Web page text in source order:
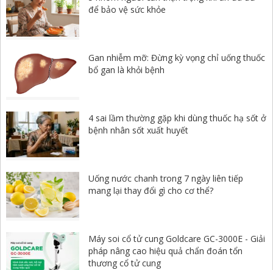
để bảo vệ sức khỏe
Gan nhiễm mỡ: Đừng kỳ vọng chỉ uống thuốc
bổ gan là khỏi bệnh
4 sai lầm thường gặp khi dùng thuốc hạ sốt ở
bệnh nhân sốt xuất huyết
Uống nước chanh trong 7 ngày liên tiếp
mang lại thay đổi gì cho cơ thể?
Máy soi cổ tử cung Goldcare GC-3000E - Giải
pháp nâng cao hiệu quả chẩn đoán tổn
thương cổ tử cung